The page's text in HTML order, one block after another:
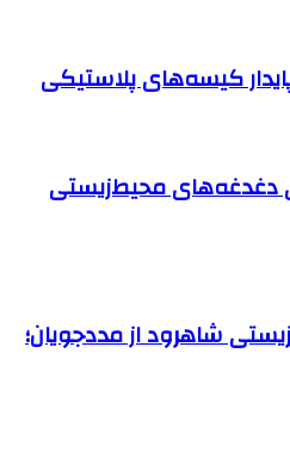
کیسه‌های پلاستیکی
دغدغه‌های محیط‌زیستی
شاهرود از مددجویان؛